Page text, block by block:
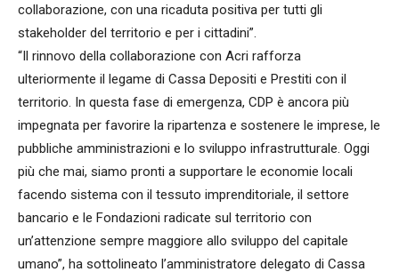
collaborazione, con una ricaduta positiva per tutti gli
stakeholder del territorio e per i cittadini”.
“Il rinnovo della collaborazione con Acri rafforza
ulteriormente il legame di Cassa Depositi e Prestiti con il
territorio. In questa fase di emergenza, CDP è ancora più
impegnata per favorire la ripartenza e sostenere le imprese, le
pubbliche amministrazioni e lo sviluppo infrastrutturale. Oggi
più che mai, siamo pronti a supportare le economie locali
facendo sistema con il tessuto imprenditoriale, il settore
bancario e le Fondazioni radicate sul territorio con
un’attenzione sempre maggiore allo sviluppo del capitale
umano”, ha sottolineato l’amministratore delegato di Cassa